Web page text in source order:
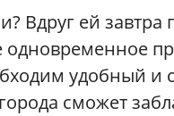
Вдруг ей
одновременное
удобный
сможет